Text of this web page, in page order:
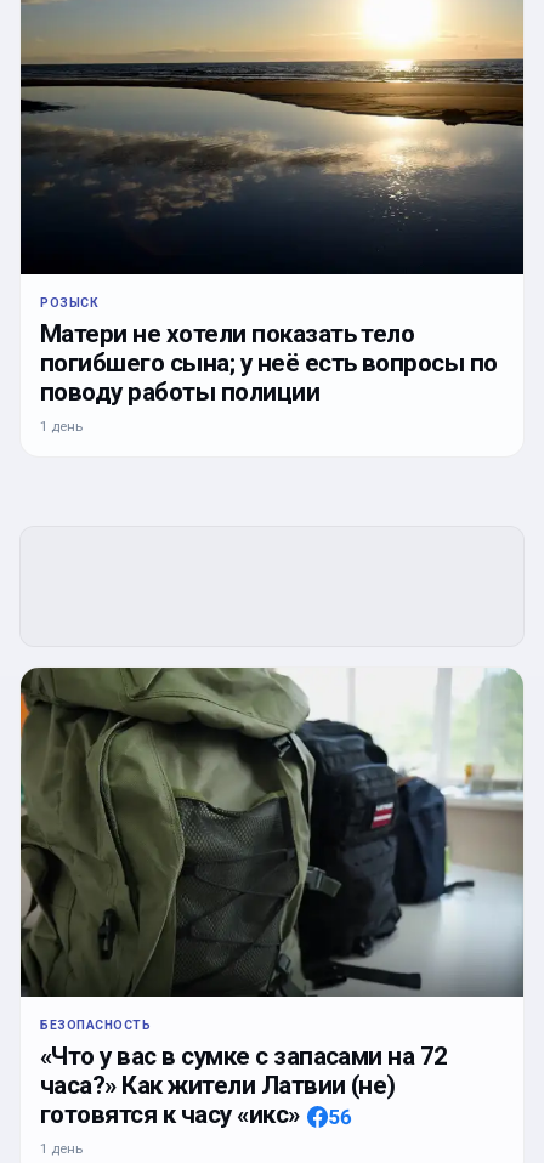
РОЗЫСК
Матери не хотели показать тело
погибшего сына; у неё есть вопросы по
поводу работы полиции
1 день
БЕЗОПАСНОСТЬ
«Что у вас в сумке с запасами на 72
часа?» Как жители Латвии (не)
готовятся к часу «икс»
56
1 день